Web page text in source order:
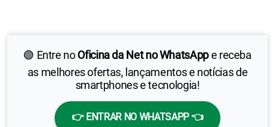
🟢 Entre noOficina da Net no WhatsAppe receba
as melhores ofertas, lançamentos e notícias de
smartphones e tecnologia!
👉 ENTRAR NO WHATSAPP 👈